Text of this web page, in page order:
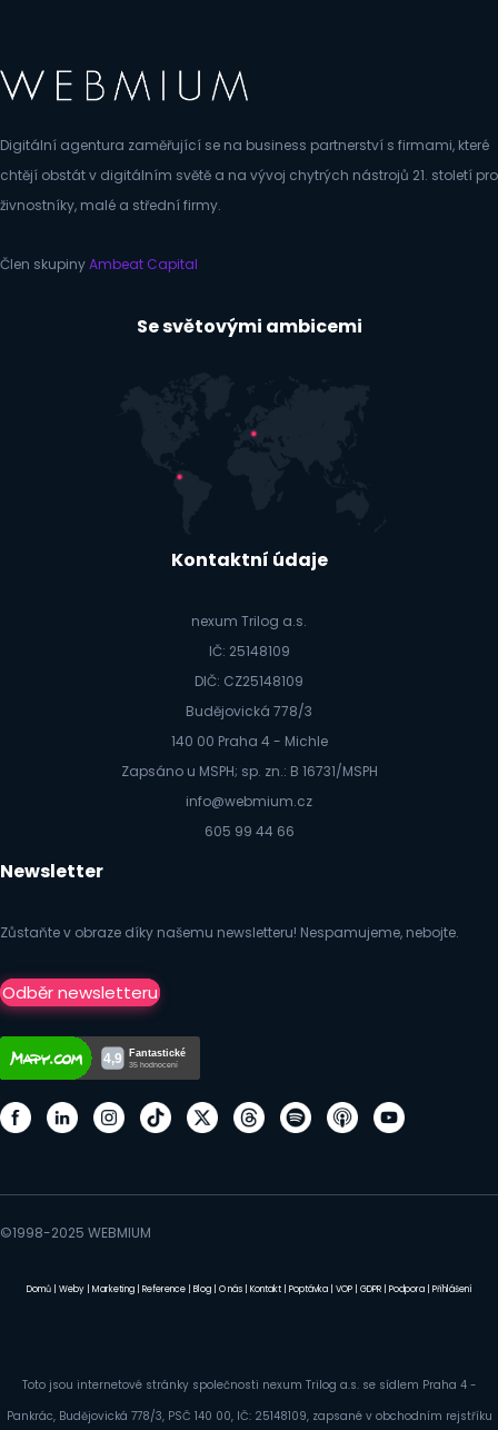
Digitální agentura zaměřující se na business partnerství s firmami, které
chtějí obstát v digitálním světě a na vývoj chytrých nástrojů 21. století pro
živnostníky, malé a střední firmy.
Člen skupinyAmbeat Capital
Se světovými ambicemi
Kontaktní údaje
nexum Trilog a.s.
IČ: 25148109
DIČ: CZ25148109
Budějovická 778/3
140 00 Praha 4 - Michle
Zapsáno u MSPH; sp. zn.: B 16731/MSPH
info@webmium.cz
605 99 44 66
Newsletter
Zůstaňte v obraze díky našemu newsletteru! Nespamujeme, nebojte.
Odběr newsletteru
©1998-2025 WEBMIUM
Domů Weby Marketing Reference Blog O nás Kontakt Poptávka VOP GDPR Podpora Přihlášení
Toto jsou internetové stránky společnosti nexum Trilog a.s. se sídlem Praha 4 -
Pankrác, Budějovická 778/3, PSČ 140 00, IČ: 25148109, zapsané v obchodním rejstříku